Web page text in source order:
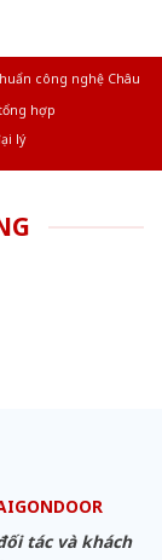
công nghệ Châu
hợp
lý
tác và khách